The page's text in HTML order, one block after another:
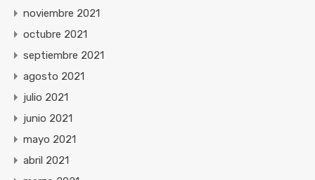
noviembre 2021
octubre 2021
septiembre 2021
agosto 2021
julio 2021
junio 2021
mayo 2021
abril 2021